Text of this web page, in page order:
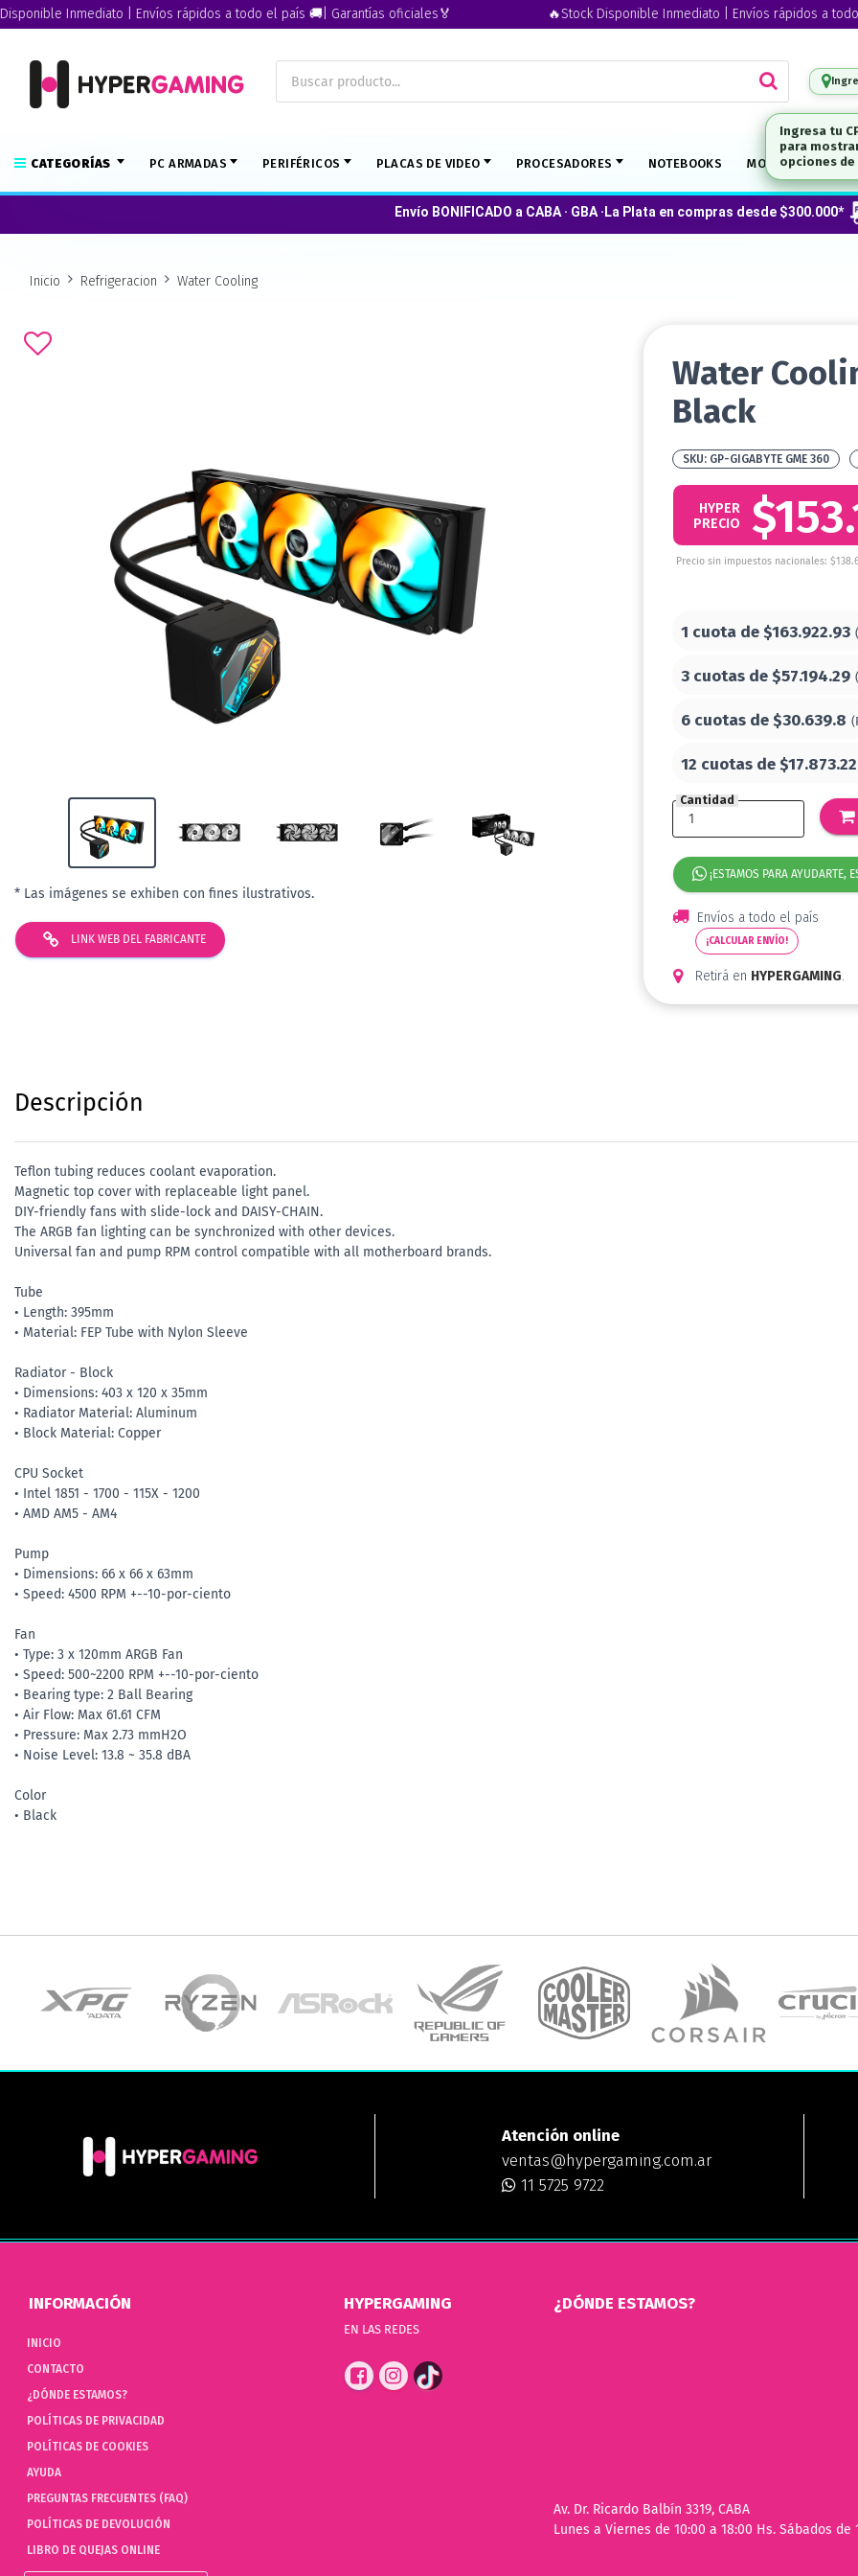
Inmediato | Envíos rápidos a todo el país 🚚| Garantías oficiales🏅 🔥Stock Disponible Inmediato | Envíos rápidos a todo el
CATEGORÍAS PC ARMADAS PERIFÉRICOS PLACAS DE VIDEO PROCESADORES NOTEBOOKS MONITORES
Envío BONIFICADO a CABA · GBA ·La Plata en compras desde $300.000*
Inicio Refrigeracion Water Cooling
* Las imágenes se exhiben con fines ilustrativos.
LINK WEB DEL FABRICANTE
Water
Black
GP-GIGABYTE GME 360
HYPER
PRECIO
Precio sin impuestos nacionales:
1 cuota de$163.922.93
3 cuotas de$57.194.29
6 cuotas de$30.639.8
12 cuotas de$17.873.22
Cantidad
¡ESTAMOS PARA AYUDARTE,
Envíos a todo el país
¡CALCULAR ENVÍO!
Retirá en HYPERGAMING.
Descripción
Teflon tubing reduces coolant evaporation.
Magnetic top cover with replaceable light panel.
DIY-friendly fans with slide-lock and DAISY-CHAIN.
The ARGB fan lighting can be synchronized with other devices.
Universal fan and pump RPM control compatible with all motherboard brands.
Tube
• Length: 395mm
• Material: FEP Tube with Nylon Sleeve
Radiator - Block
• Dimensions: 403 x 120 x 35mm
• Radiator Material: Aluminum
• Block Material: Copper
CPU Socket
• Intel 1851 - 1700 - 115X - 1200
• AMD AM5 - AM4
Pump
• Dimensions: 66 x 66 x 63mm
• Speed: 4500 RPM +--10-por-ciento
Fan
• Type: 3 x 120mm ARGB Fan
• Speed: 500~2200 RPM +--10-por-ciento
• Bearing type: 2 Ball Bearing
• Air Flow: Max 61.61 CFM
• Pressure: Max 2.73 mmH2O
• Noise Level: 13.8 ~ 35.8 dBA
Color
• Black
Atención online
ventas@hypergaming.com.ar
11 5725 9722
INFORMACIÓN
INICIO
CONTACTO
¿DÓNDE ESTAMOS?
POLÍTICAS DE PRIVACIDAD
POLÍTICAS DE COOKIES
AYUDA
PREGUNTAS FRECUENTES (FAQ)
POLÍTICAS DE DEVOLUCIÓN
LIBRO DE QUEJAS ONLINE
HYPERGAMING
EN LAS REDES
¿DÓNDE ESTAMOS?
Av. Dr. Ricardo Balbín 3319, CABA
Lunes a Viernes de 10:00 a 18:00 Hs. Sábados de